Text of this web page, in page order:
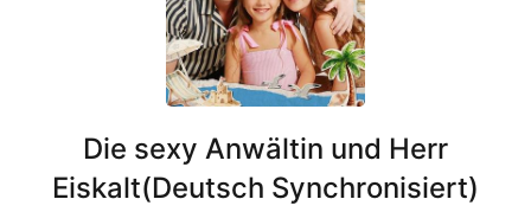
Die sexy Anwältin und Herr
Eiskalt(Deutsch Synchronisiert)